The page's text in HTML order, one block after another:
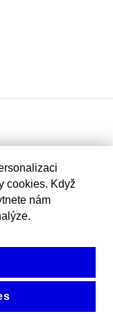
cookies. Když
nám